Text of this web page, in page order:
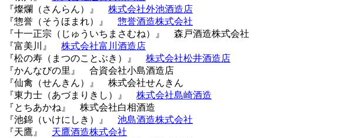
『燦爛（さんらん）』 株式会社外池酒造店
『惣誉（そうほまれ）』 惣誉酒造株式会社
『十一正宗（じゅういちまさむね）』 森戸酒造株式会社
『富美川』 株式会社富川酒造店
『松の寿（まつのことぶき）』 株式会社松井酒造店
『かんなびの里』 合資会社小島酒造店
『仙禽（せんきん）』 株式会社せんきん
『東力士（あづまりきし）』 株式会社島崎酒造
『とちあかね』 株式会社白相酒造
『池錦（いけにしき）』 池島酒造株式会社
『天鷹』 天鷹酒造株式会社